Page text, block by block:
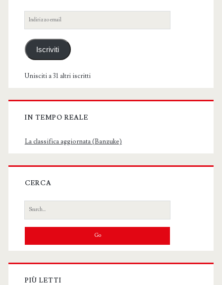
Indirizzo
email
Iscriviti
Unisciti a 31 altri iscritti
IN TEMPO REALE
La classifica aggiornata (Banzuke)
CERCA
Search
for:
PIÙ LETTI